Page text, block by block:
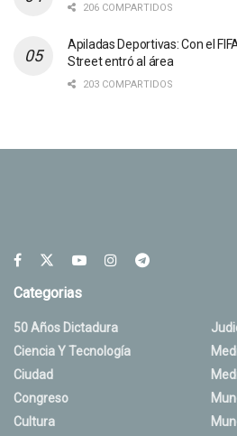
206 COMPARTIDOS
Apiladas Deportivas: Con el
Street entró al área
203 COMPARTIDOS
Categorias
50 Años Dictadura
Ciencia Y Tecnología
Ciudad
Congreso
Cultura